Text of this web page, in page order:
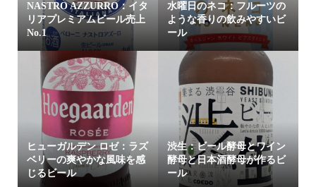
NASTRO AZZURRO：イタ
リアプレミアムビール売上
No.1
水曜日のネコ：フルーツの
ような香りの飲みやすいビ
ール
ヒューガルデン ロゼ：ラズ
ベリーの爽やかな風味を感
じるビール
渋生：ビール酵母とワイン
酵母と日本酒酵母が作るビ
ール